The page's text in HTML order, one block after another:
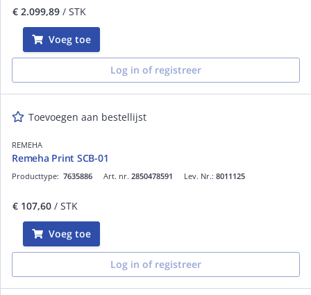
€ 2.099,89 / STK
Voeg toe
Log in of registreer
Toevoegen aan bestellijst
REMEHA
Remeha Print SCB-01
Art. nr. 2850478591
Producttype: 7635886 Lev. Nr.: 8011125
€ 107,60 / STK
Voeg toe
Log in of registreer